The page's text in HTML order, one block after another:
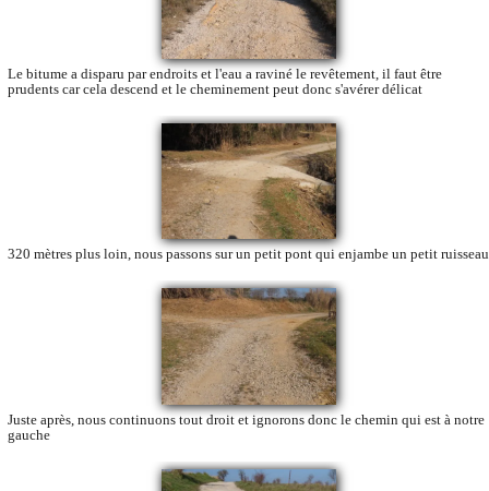
Le bitume a disparu par endroits et l'eau a raviné le revêtement, il faut être
prudents car cela descend et le cheminement peut donc s'avérer délicat
320 mètres plus loin, nous passons sur un petit pont qui enjambe un petit ruisseau
Juste après, nous continuons tout droit et ignorons donc le chemin qui est à notre
gauche